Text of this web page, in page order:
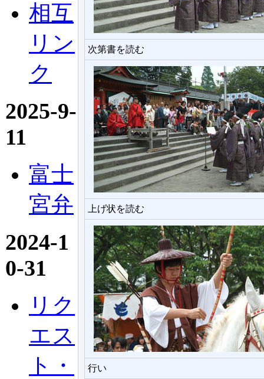
相互
リン
ク
2025-9-
11
富士
宮弁
2024-1
0-31
リク
エス
ト・
次第書を読む
上げ状を読む
行い